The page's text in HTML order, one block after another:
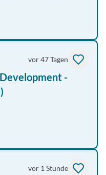
vor 47 Tagen
-
vor 1 Stunde